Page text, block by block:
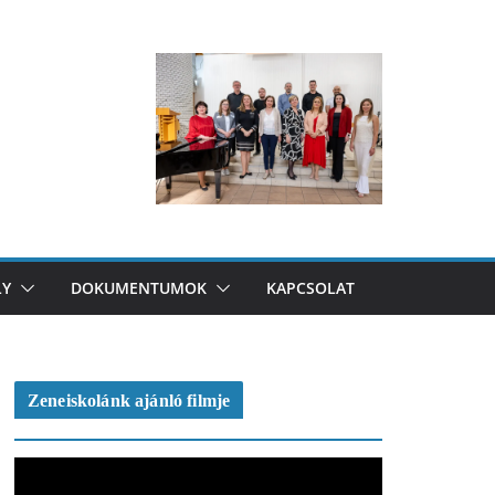
DOKUMENTUMOK KAPCSOLAT
Zeneiskolánk ajánló filmje